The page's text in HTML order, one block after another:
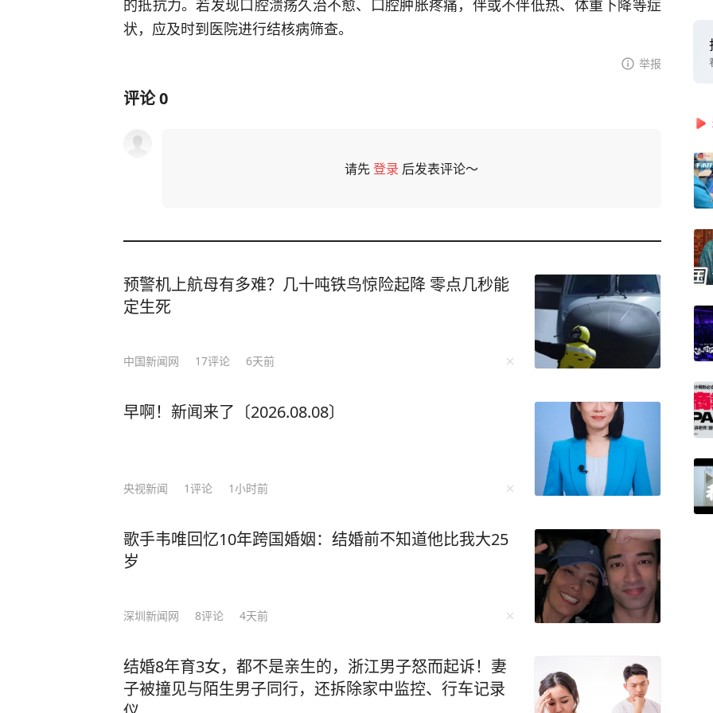
状，应及时到医院进行结核病筛查。
举报
评论0
请先登录 后发表评论～
预警机上航母有多难？几十吨铁鸟惊险起降 零点几秒能
定生死
中国新闻网 17评论 6天前
早啊！新闻来了〔2026.08.08〕
央视新闻 1评论 1小时前
歌手韦唯回忆10年跨国婚姻：结婚前不知道他比我大25
岁
深圳新闻网 8评论 4天前
结婚8年育3女，都不是亲生的，浙江男子怒而起诉！妻
子被撞见与陌生男子同行，还拆除家中监控、行车记录